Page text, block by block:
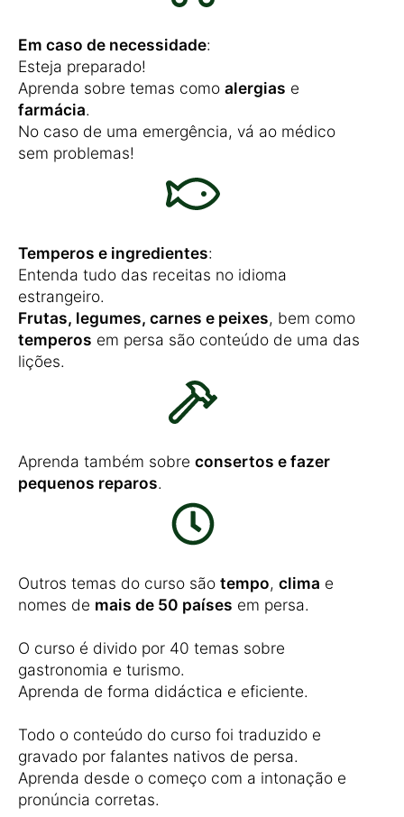
Em caso de necessidade:
Esteja preparado!
Aprenda sobre temas como alergias e
farmácia.
No caso de uma emergência, vá ao médico
sem problemas!
Temperos e ingredientes:
Entenda tudo das receitas no idioma
estrangeiro.
Frutas, legumes, carnes e peixes, bem como
temperos em persa são conteúdo de uma das
lições.
Aprenda também sobre consertos e fazer
pequenos reparos.
Outros temas do curso são tempo, clima e
nomes de mais de 50 países em persa.
O curso é divido por 40 temas sobre
gastronomia e turismo.
Aprenda de forma didáctica e eficiente.
Todo o conteúdo do curso foi traduzido e
gravado por falantes nativos de persa.
Aprenda desde o começo com a intonação e
pronúncia corretas.